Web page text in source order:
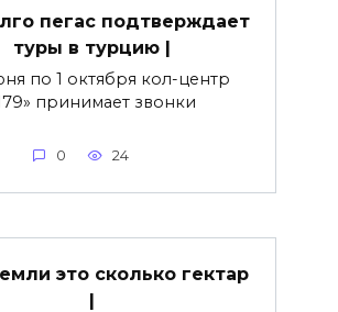
пегас подтверждает
туры в турцию |
по 1 октября кол-центр
принимает звонки
0 24
это сколько гектар
|